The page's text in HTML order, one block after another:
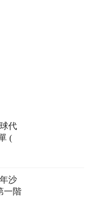
代
(
沙
一階